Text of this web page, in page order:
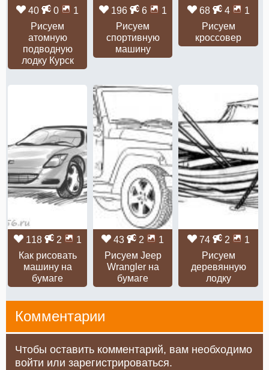
40 0
1
Рисуем
атомную
подводную
лодку Курск
196 6
1
Рисуем
спортивную
машину
68 4
1
Рисуем
кроссовер
118 2
1
Как рисовать
машину на
бумаге
43 2
1
Рисуем Jeep
Wrangler на
бумаге
74 2
1
Рисуем
деревянную
лодку
Комментарии
Чтобы оставить комментарий, вам необходимо
войти или зарегистрироваться.